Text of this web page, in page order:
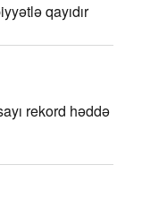
qayıdır
rekord həddə